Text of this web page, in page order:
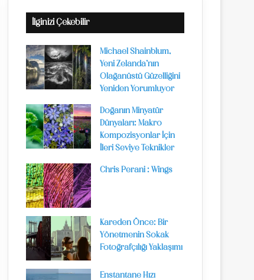
İlginizi Çekebilir
Michael Shainblum,
Yeni Zelanda’nın
Olağanüstü Güzelliğini
Yeniden Yorumluyor
Doğanın Minyatür
Dünyaları: Makro
Kompozisyonlar İçin
İleri Seviye Teknikler
Chris Perani : Wings
Kareden Önce: Bir
Yönetmenin Sokak
Fotoğrafçılığı Yaklaşımı
Enstantane Hızı